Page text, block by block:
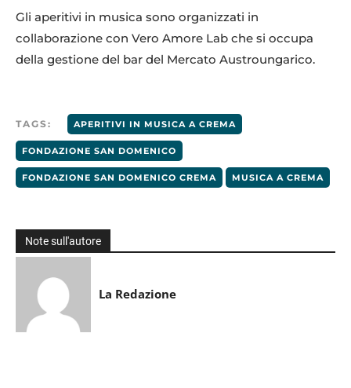
Gli aperitivi in musica sono organizzati in
collaborazione con Vero Amore Lab che si occupa
della gestione del bar del Mercato Austroungarico.
TAGS: APERITIVI IN MUSICA A CREMA
FONDAZIONE SAN DOMENICO
FONDAZIONE SAN DOMENICO CREMA MUSICA A CREMA
Note sull'autore
La Redazione